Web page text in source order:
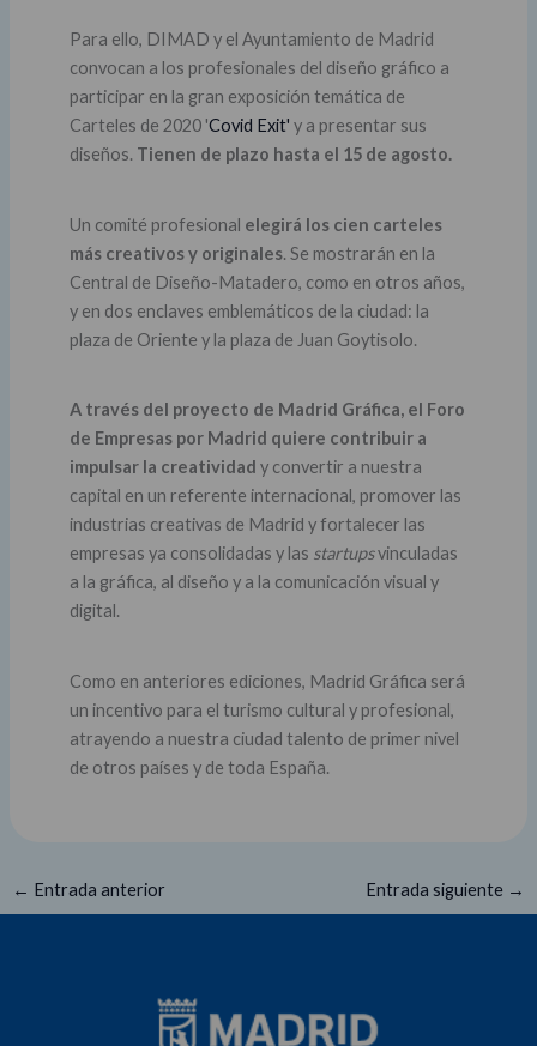
Para ello, DIMAD y el Ayuntamiento de Madrid
convocan a los profesionales del diseño gráfico a
participar en la gran exposición temática de
Carteles de 2020 'Covid Exit' y a presentar sus
diseños. Tienen de plazo hasta el 15 de agosto.
Un comité profesional elegirá los cien carteles
más creativos y originales. Se mostrarán en la
Central de Diseño-Matadero, como en otros años,
y en dos enclaves emblemáticos de la ciudad: la
plaza de Oriente y la plaza de Juan Goytisolo.
A través del proyecto de Madrid Gráfica, el Foro
de Empresas por Madrid quiere contribuir a
impulsar la creatividad y convertir a nuestra
capital en un referente internacional, promover las
industrias creativas de Madrid y fortalecer las
empresas ya consolidadas y las startupsvinculadas
a la gráfica, al diseño y a la comunicación visual y
digital.
Como en anteriores ediciones, Madrid Gráfica será
un incentivo para el turismo cultural y profesional,
atrayendo a nuestra ciudad talento de primer nivel
de otros países y de toda España.
← Entrada anterior Entrada siguiente →